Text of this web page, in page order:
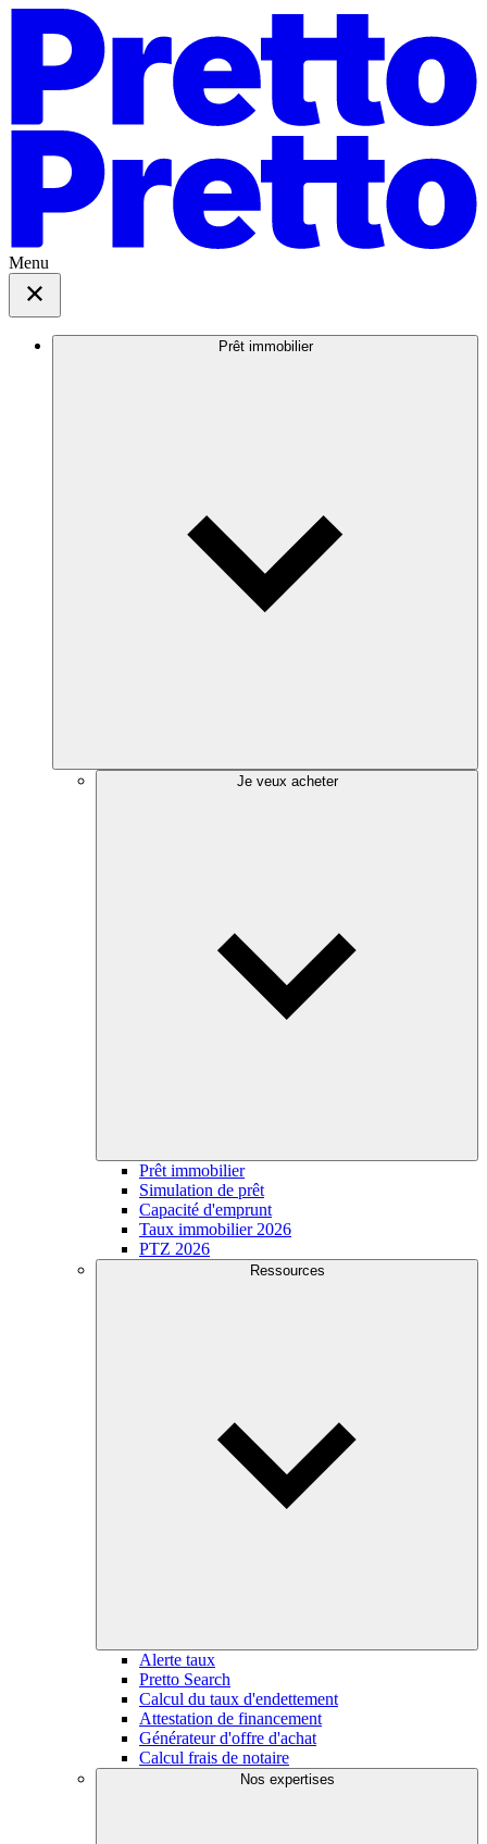
Menu
Prêt immobilier
Je veux acheter
Prêt immobilier
Simulation de prêt
Capacité d'emprunt
Taux immobilier 2026
PTZ 2026
Ressources
Alerte taux
Pretto Search
Calcul du taux d'endettement
Attestation de financement
Générateur d'offre d'achat
Calcul frais de notaire
Nos expertises